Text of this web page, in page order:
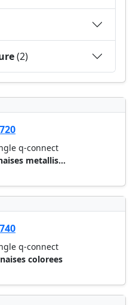
(2)
q-connect
metallis...
colorees